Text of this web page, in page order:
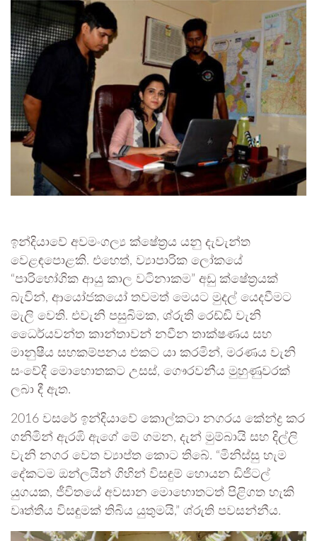
ඉන්දියාවේ අවමංගල්‍ය ක්ෂේත්‍රය යනු දැවැන්ත
වෙළඳපොළකි. එහෙත්, ව්‍යාපාරික ලෝකයේ
“පාරිභෝගික ආයු කාල වටිනාකම” අඩු ක්ෂේත්‍රයක්
බැවින්, ආයෝජකයෝ තවමත් මෙයට මුදල් යෙදවීමට
මැලි වෙති. එවැනි පසුබිමක, ශ්රුති රෙඩ්ඩි වැනි
ධෛර්යවන්ත කාන්තාවන් නවීන තාක්ෂණය සහ
මානුෂීය සහකම්පනය එකට යා කරමින්, මරණය වැනි
සංවේදී මොහොතකට උසස්, ගෞරවනීය මුහුණුවරක්
ලබා දී ඇත.
2016 වසරේ ඉන්දියාවේ කොල්කටා නගරය කේන්ද්‍ර කර
ගනිමින් ඇරඹි ඇගේ මේ ගමන, දැන් මුම්බායි සහ දිල්ලි
වැනි නගර වෙත ව්‍යාප්ත කොට තිබේ. “මිනිස්සු හැම
දේකටම ඔන්ලයින් ගිහින් විසඳුම් හොයන ඩිජිටල්
යුගයක, ජීවිතයේ අවසාන මොහොතටත් පිළිගත හැකි
වෘත්තීය විසඳුමක් තිබිය යුතුමයි,” ශ්රුති පවසන්නීය.